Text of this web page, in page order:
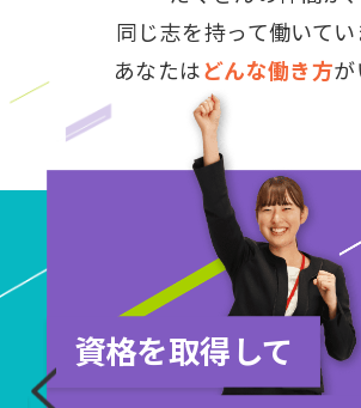
同じ志を持って働いてい
あなたはどんな働き方が
資格を取得して